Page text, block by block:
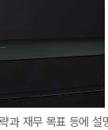
과 재무 목표 등에 설